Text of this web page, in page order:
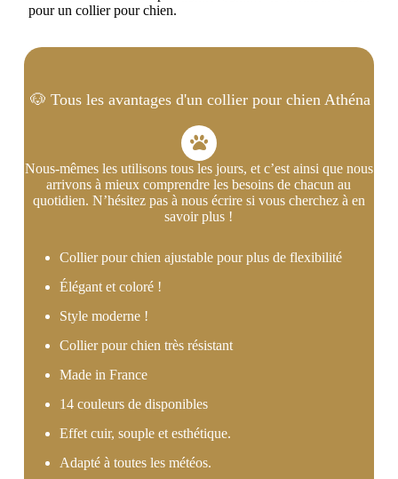
pour un collier pour chien.
🐶 Tous les avantages d'un collier pour chien Athéna
Nous-mêmes les utilisons tous les jours, et c’est ainsi que nous
arrivons à mieux comprendre les besoins de chacun au
quotidien. N’hésitez pas à nous écrire si vous cherchez à en
savoir plus !
Collier pour chien ajustable pour plus de flexibilité
Élégant et coloré !
Style moderne !
Collier pour chien très résistant
Made in France
14 couleurs de disponibles
Effet cuir, souple et esthétique.
Adapté à toutes les météos.